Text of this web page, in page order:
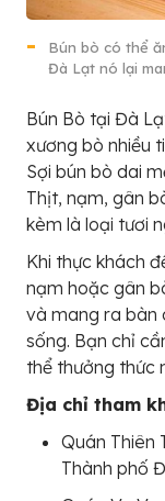
Bún bò có thể
Đà Lạt nó lại
Bún Bò tại Đà
xương bò nhiều
Sợi bún bò dai
Thịt, nạm, gân
kèm là loại tươi
Khi thực khách
nạm hoặc gân
và mang ra bàn
sống. Bạn chỉ
thể thưởng thức
Địa chỉ tham
Quán Thiên
Thành phố